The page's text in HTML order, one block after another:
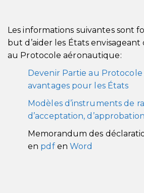
Les informations suivantes sont
but d’aider les États
au Protocole aéronautique:
Devenir Partie au
avantages pour les États
Modèles d’instruments de
d’acceptation,
Memorandum des
en pdf enWord